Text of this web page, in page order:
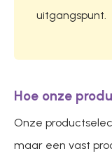
uitgangspunt.
Hoe onze
Onze
maar een vast